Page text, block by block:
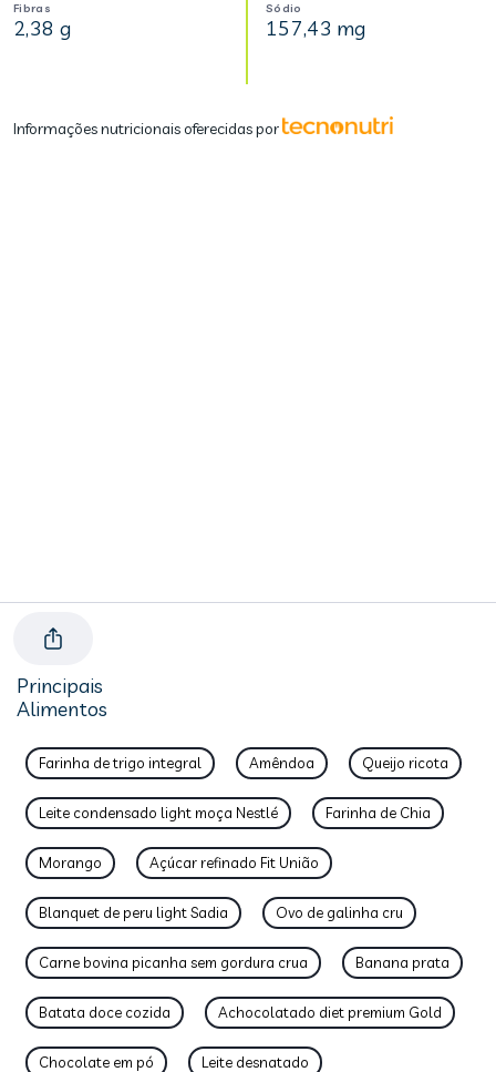
Fibras
2,38 g
Sódio
157,43 mg
Informações nutricionais oferecidas por
Principais
Alimentos
Farinha de trigo integral Amêndoa Queijo ricota
Leite condensado light moça Nestlé Farinha de Chia
Morango Açúcar refinado Fit União
Blanquet de peru light Sadia Ovo de galinha cru
Carne bovina picanha sem gordura crua Banana prata
Batata doce cozida Achocolatado diet premium Gold
Chocolate em pó Leite desnatado